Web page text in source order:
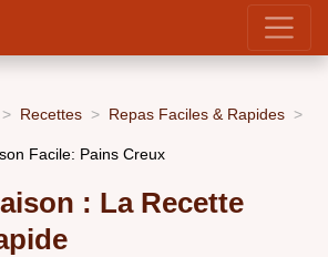
Recettes Repas Faciles & Rapides
Facile: Pains Creux
: La Recette